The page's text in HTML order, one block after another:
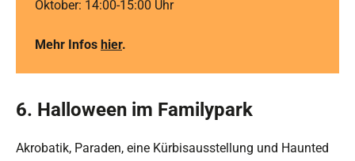
Oktober: 14:00-15:00 Uhr
Mehr Infos hier.
6. Halloween im Familypark
Akrobatik, Paraden, eine Kürbisausstellung und Haunted